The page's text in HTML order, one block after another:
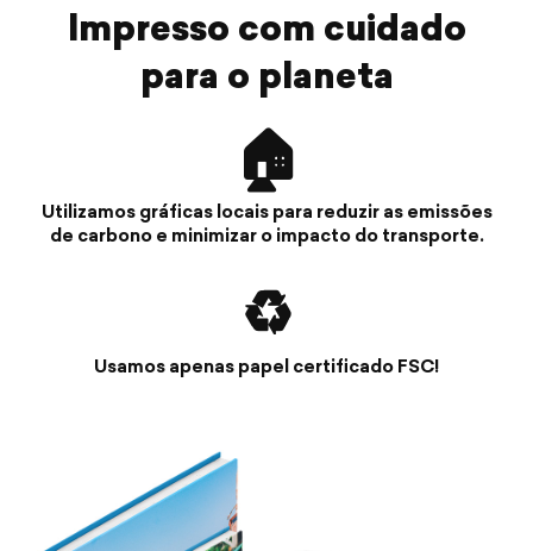
Impresso com cuidado
para o planeta
🏠
Utilizamos gráficas locais para reduzir as emissões
de carbono e minimizar o impacto do transporte.
♻️
Usamos apenas papel certificado FSC!